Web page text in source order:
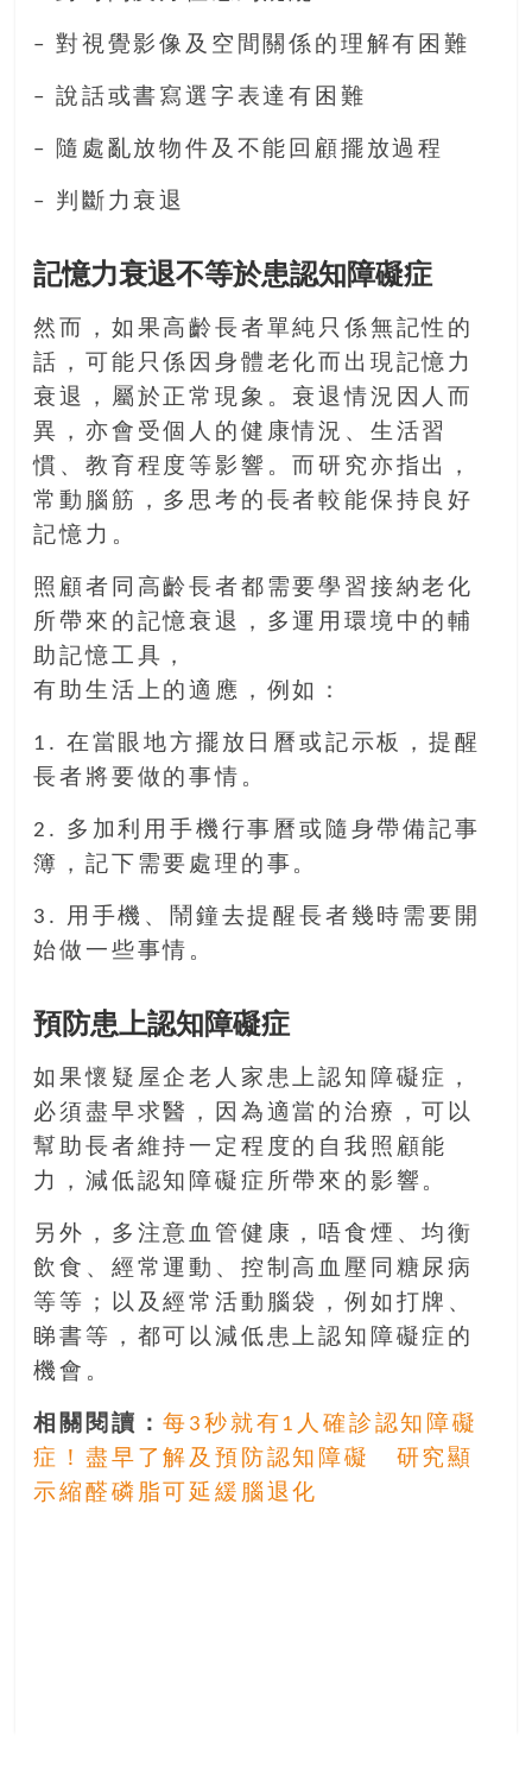
齡
藏。
同
著
樂
觀
積
極
的
態
度，
迎
接
豐
盛
的
第
二
人
– 對視覺影像及空間關係的理解有困難
– 說話或書寫選字表達有困難
– 隨處亂放物件及不能回顧擺放過程
– 判斷力衰退
記憶力衰退不等於患認知障礙症
然而，如果高齡長者單純只係無記性的
話，可能只係因身體老化而出現記憶力
衰退，屬於正常現象。衰退情況因人而
異，亦會受個人的健康情況、生活習
慣、教育程度等影響。而研究亦指出，
常動腦筋，多思考的長者較能保持良好
記憶力。
照顧者同高齡長者都需要學習接納老化
所帶來的記憶衰退，多運用環境中的輔
助記憶工具，
有助生活上的適應，例如：
1. 在當眼地方擺放日曆或記示板，提醒
長者將要做的事情。
2. 多加利用手機行事曆或隨身帶備記事
簿，記下需要處理的事。
3. 用手機、鬧鐘去提醒長者幾時需要開
始做一些事情。
預防患上認知障礙症
如果懷疑屋企老人家患上認知障礙症，
必須盡早求醫，因為適當的治療，可以
幫助長者維持一定程度的自我照顧能
力，減低認知障礙症所帶來的影響。
另外，多注意血管健康，唔食煙、均衡
飲食、經常運動、控制高血壓同糖尿病
等等；以及經常活動腦袋，例如打牌、
睇書等，都可以減低患上認知障礙症的
機會。
相關閱讀：每3秒就有1人確診認知障礙
症！盡早了解及預防認知障礙 研究顯
示縮醛磷脂可延緩腦退化